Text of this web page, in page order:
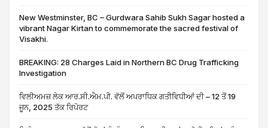
New Westminster, BC – Gurdwara Sahib Sukh Sagar hosted a
vibrant Nagar Kirtan to commemorate the sacred festival of
Visakhi.
BREAKING: 28 Charges Laid in Northern BC Drug Trafficking
Investigation
ਵਿਲੀਅਮਜ਼ ਲੇਕ ਆਰ.ਸੀ.ਐਮ.ਪੀ. ਵੱਲੋਂ ਅਪਰਾਧਿਕ ਗਤੀਵਿਧੀਆਂ ਦੀ – 12 ਤੋਂ 19
ਜੂਨ, 2025 ਤੱਕ ਰਿਪੋਰਟ